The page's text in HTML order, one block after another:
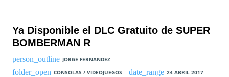
Ya Disponible el DLC Gratuito de SUPER
BOMBERMAN R
JORGE FERNANDEZ
CONSOLAS / VIDEOJUEGOS
24 ABRIL 2017